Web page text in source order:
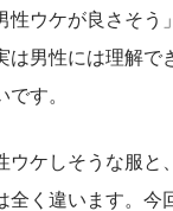
性ウケが良さそう
は男性には理解で
す。
ウケしそうな服と
全く違います。今